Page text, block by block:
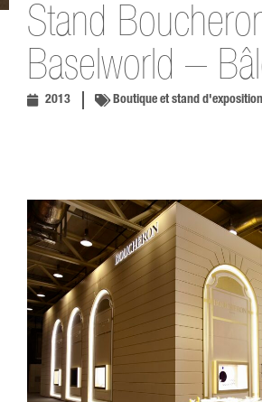
Stand
Baselworld –
2013 Boutique et stand d'exposition